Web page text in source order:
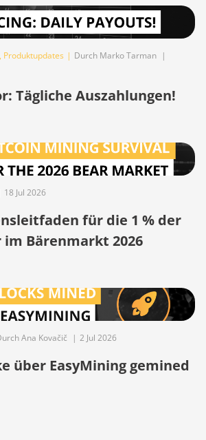
, Produktupdates | Durch Marko Tarman |
Tägliche Auszahlungen!
18 Jul 2026
für die 1 % der
Bärenmarkt 2026
Ana Kovačič | 2 Jul 2026
über EasyMining gemined